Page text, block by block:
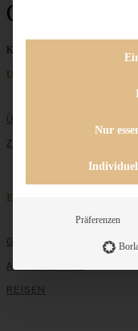
Omas Rezept
Keine Beiträge gefunden
Unternehmen
ÜBER MICH
ZUSAMMENARBEIT
Entdecken
GRUNDLAGEN
ALLE REZEPTE
REISEN
Nur
Präferenzen